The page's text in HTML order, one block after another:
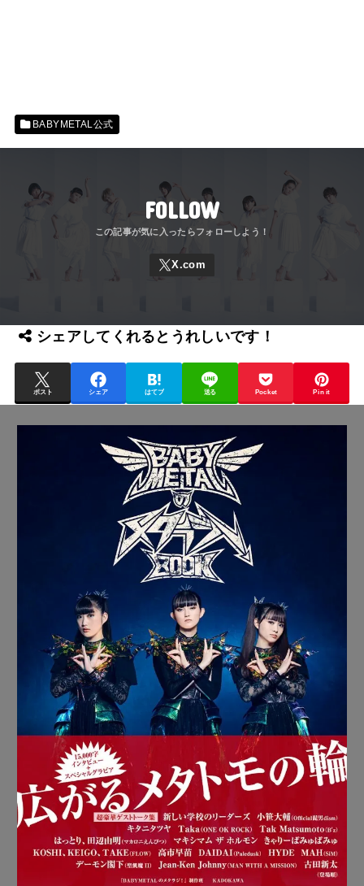
BABYMETAL公式
FOLLOW
シェアしてくれるとうれしいです！
ポスト シェア はてブ 送る Pocket Pin it